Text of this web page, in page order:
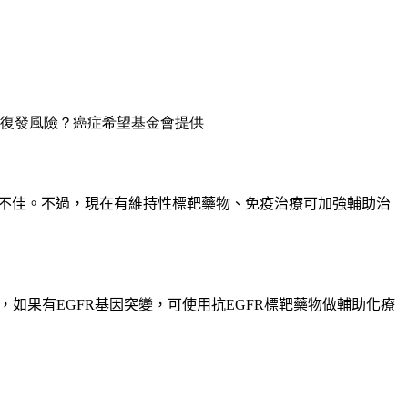
發風險？癌症希望基金會提供
佳。不過，現在有維持性標靶藥物、免疫治療可加強輔助治
如果有EGFR基因突變，可使用抗EGFR標靶藥物做輔助化療